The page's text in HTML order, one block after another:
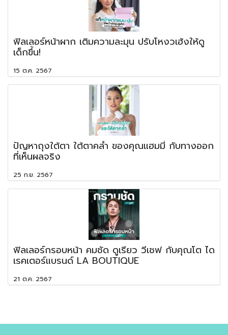
ฟิลเลอร์หน้าผาก เติมความละมุน ปรับโหงวเฮ้งให้ดู
เด็กขึ้น!
15 ต.ค. 2567
ปัญหาถุงใต้ตา ใต้ตาคล้ำ ของคุณแฮมมี่ กับทางออก
ที่เห็นผลจริง
25 ก.ย. 2567
ฟิลเลอร์กรอบหน้า คมชัด ดูเรียว วีเชฟ กับคุณโต ได
เรคเตอร์แบรนด์ LA BOUTIQUE
21 ต.ค. 2567